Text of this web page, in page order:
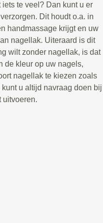
te veel? Dan kunt u er
Dit houdt o.a. in
handmassage krijgt en uw
nagellak. Uiteraard is dit
wilt zonder nagellak, is dat
de kleur op uw nagels,
nagellak te kiezen zoals
u altijd navraag doen bij
uitvoeren.